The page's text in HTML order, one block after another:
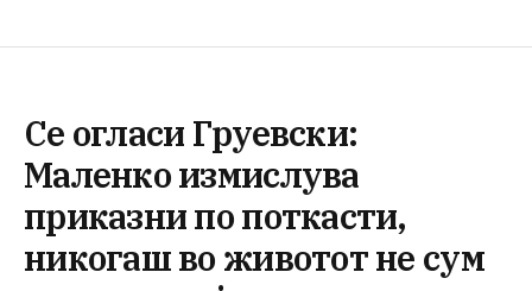
Се огласи Груевски:
Маленко измислува
приказни по поткасти,
никогаш во животот не сум